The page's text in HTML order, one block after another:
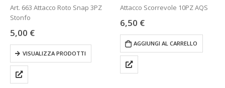
Art. 663 Attacco Roto Snap 3PZ
Stonfo
5,00 €
VISUALIZZA PRODOTTI
Attacco Scorrevole 10PZ AQS
6,50 €
AGGIUNGI AL CARRELLO